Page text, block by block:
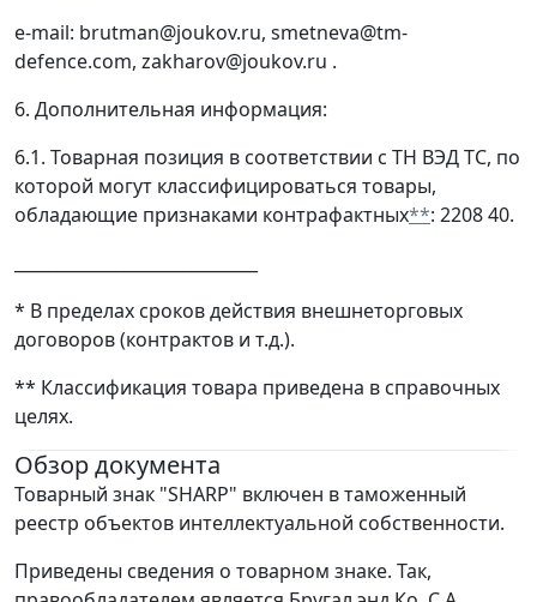
e-mail: brutman@joukov.ru, smetneva@tm-
defence.com, zakharov@joukov.ru .
6. Дополнительная информация:
6.1. Товарная позиция в соответствии с ТН ВЭД ТС, по
которой могут классифицироваться товары,
обладающие признаками контрафактных**: 2208 40.
* В пределах сроков действия внешнеторговых
договоров (контрактов и т.д.).
** Классификация товара приведена в справочных
целях.
Обзор документа
Товарный знак "SHARP" включен в таможенный
реестр объектов интеллектуальной собственности.
Приведены сведения о товарном знаке. Так,